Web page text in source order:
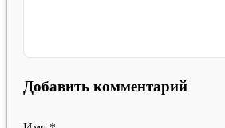
Добавить комментарий